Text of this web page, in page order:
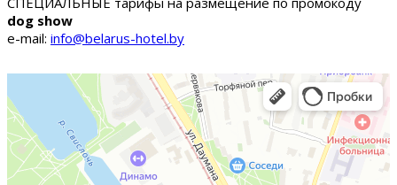
dog show
e-mail: info@belarus-hotel.by